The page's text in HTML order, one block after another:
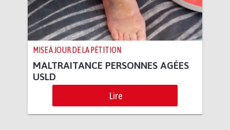
MISE À JOUR DE LA PÉTITION
MALTRAITANCE PERSONNES AGÉES
USLD
Lire